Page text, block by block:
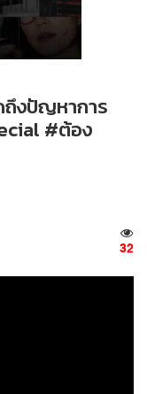
งปัญหาการ
#ต้อง
32